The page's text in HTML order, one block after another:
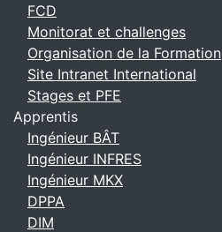
FCD
Monitorat et challenges
Organisation de la Formation
Site Intranet International
Stages et PFE
Apprentis
Ingénieur BÂT
Ingénieur INFRES
Ingénieur MKX
DPPA
DIM